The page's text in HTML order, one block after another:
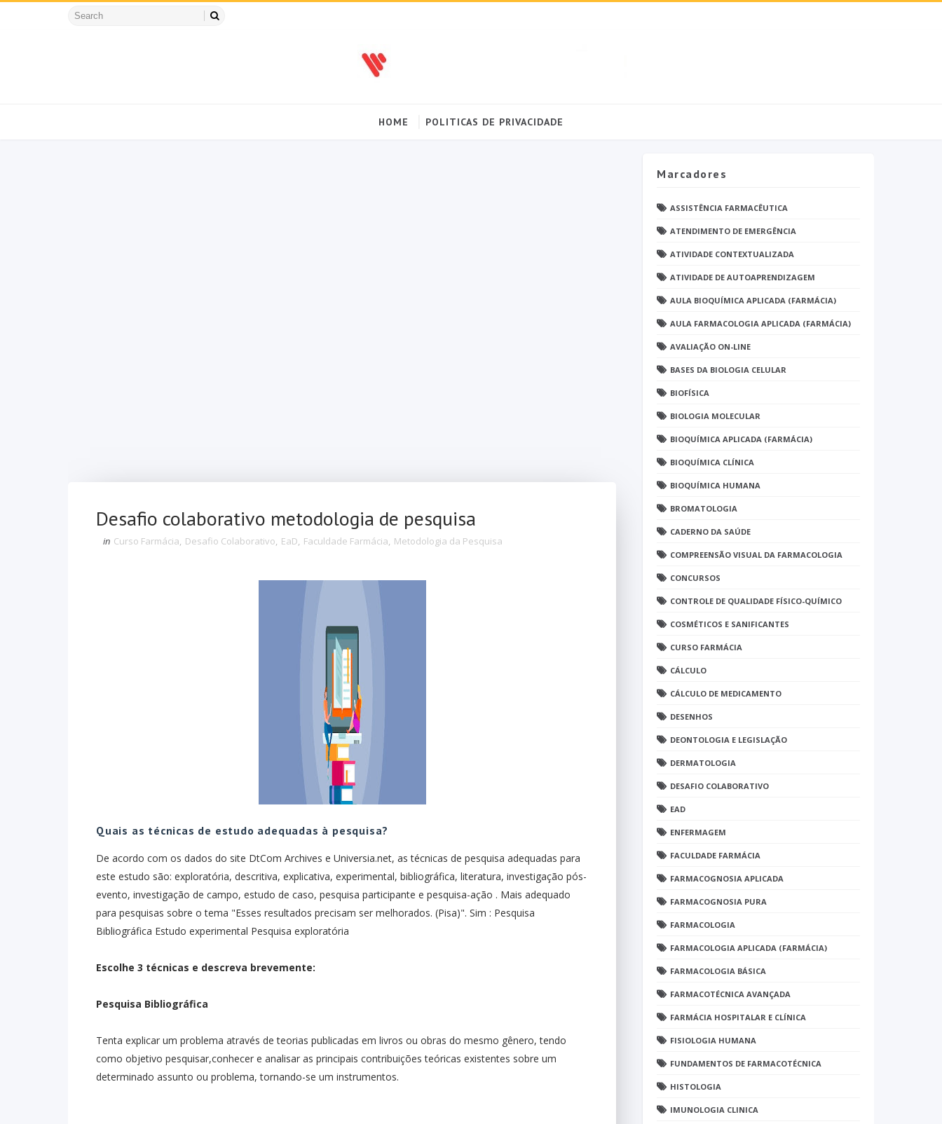
HOME POLITICAS DE PRIVACIDADE
Desafio colaborativo metodologia de pesquisa
in Curso Farmácia, Desafio Colaborativo, EaD, Faculdade Farmácia, Metodologia da Pesquisa
Quais as técnicas de estudo adequadas à pesquisa?
De acordo com os dados do site DtCom Archives e Universia.net, as técnicas de pesquisa adequadas para
este estudo são: exploratória, descritiva, explicativa, experimental, bibliográfica, literatura, investigação pós-
evento, investigação de campo, estudo de caso, pesquisa participante e pesquisa-ação . Mais adequado
para pesquisas sobre o tema "Esses resultados precisam ser melhorados. (Pisa)". Sim : Pesquisa
Bibliográfica Estudo experimental Pesquisa exploratória
Escolhe 3 técnicas e descreva brevemente:
Pesquisa Bibliográfica
Tenta explicar um problema através de teorias publicadas em livros ou obras do mesmo gênero, tendo
como objetivo pesquisar,conhecer e analisar as principais contribuições teóricas existentes sobre um
determinado assunto ou problema, tornando-se um instrumentos.
Marcadores
ASSISTÊNCIA FARMACÊUTICA
ATENDIMENTO DE EMERGÊNCIA
ATIVIDADE CONTEXTUALIZADA
ATIVIDADE DE AUTOAPRENDIZAGEM
AULA BIOQUÍMICA APLICADA (FARMÁCIA)
AULA FARMACOLOGIA APLICADA (FARMÁCIA)
AVALIAÇÃO ON-LINE
BASES DA BIOLOGIA CELULAR
BIOFÍSICA
BIOLOGIA MOLECULAR
BIOQUÍMICA APLICADA (FARMÁCIA)
BIOQUÍMICA CLÍNICA
BIOQUÍMICA HUMANA
BROMATOLOGIA
CADERNO DA SAÚDE
COMPREENSÃO VISUAL DA FARMACOLOGIA
CONCURSOS
CONTROLE DE QUALIDADE FÍSICO-QUÍMICO
COSMÉTICOS E SANIFICANTES
CURSO FARMÁCIA
CÁLCULO
CÁLCULO DE MEDICAMENTO
DESENHOS
DEONTOLOGIA E LEGISLAÇÃO
DERMATOLOGIA
DESAFIO COLABORATIVO
EAD
ENFERMAGEM
FACULDADE FARMÁCIA
FARMACOGNOSIA APLICADA
FARMACOGNOSIA PURA
FARMACOLOGIA
FARMACOLOGIA APLICADA (FARMÁCIA)
FARMACOLOGIA BÁSICA
FARMACOTÉCNICA AVANÇADA
FARMÁCIA HOSPITALAR E CLÍNICA
FISIOLOGIA HUMANA
FUNDAMENTOS DE FARMACOTÉCNICA
HISTOLOGIA
IMUNOLOGIA CLINICA